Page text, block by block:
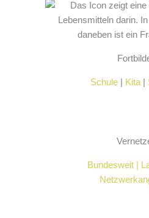
Schule Kita
Bundesweit |